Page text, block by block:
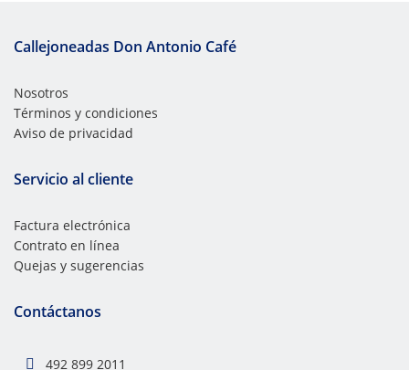
Callejoneadas Don Antonio Café
Nosotros
Términos y condiciones
Aviso de privacidad
Servicio al cliente
Factura electrónica
Contrato en línea
Quejas y sugerencias
Contáctanos
492 899 2011